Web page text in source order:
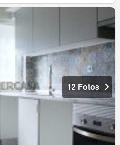
12 Fotos